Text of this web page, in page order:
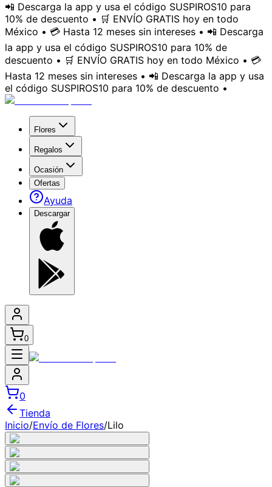
📲 Descarga la app y usa el código SUSPIROS10 para
10% de descuento • 🛒 ENVÍO GRATIS hoy en todo
México • 💳 Hasta 12 meses sin intereses • 📲 Descarga
la app y usa el código SUSPIROS10 para 10% de
descuento • 🛒 ENVÍO GRATIS hoy en todo México • 💳
Hasta 12 meses sin intereses • 📲 Descarga la app y usa
el código SUSPIROS10 para 10% de descuento •
Flores
Regalos
Ocasión
Ofertas
Ayuda
Descargar
0
0
Tienda
Inicio/Envío de Flores/Lilo